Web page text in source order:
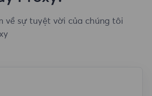
về sự tuyệt vời của chúng tôi